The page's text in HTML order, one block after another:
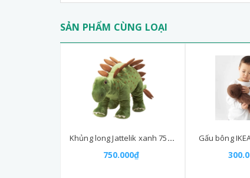
SẢN PHẨM CÙNG LOẠI
Khủng long Jattelik xanh 75cm
750.000₫
Gấu bông